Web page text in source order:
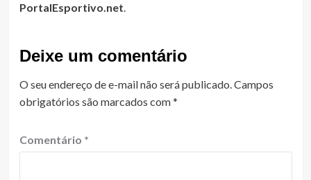
PortalEsportivo.net.
Deixe um comentário
O seu endereço de e-mail não será publicado.Campos
obrigatórios são marcados com*
Comentário *